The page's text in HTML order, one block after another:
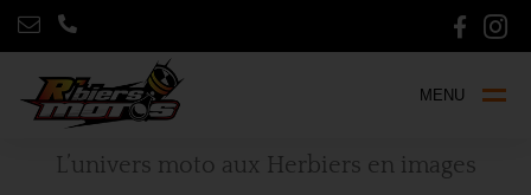
MENU
L’univers moto aux Herbiers en images